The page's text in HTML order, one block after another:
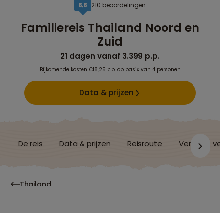
8,8 210 beoordelingen
Familiereis Thailand Noord en
Zuid
21 dagen vanaf 3.399 p.p.
Bijkomende kosten €18,25 p.p. op basis van 4 personen
Data & prijzen
De reis Data & prijzen Reisroute Verblijf &
Thailand